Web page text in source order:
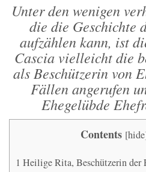
Unter den wenigen
die die Geschichte
aufzählen kann, ist
Cascia vielleicht die
als Beschützerin von
Fällen angerufen
Ehegelübde
Contents [hide
1 Heilige Rita, Beschützerin der